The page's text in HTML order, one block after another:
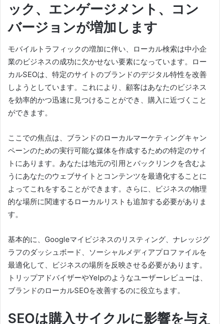
ック、エンゲージメント、コン
バージョンが増加します
モバイルトラフィックの増加に伴い、ローカル検索は中小企
業のビジネスの成功に欠かせない要素になっています。
ロー
カルSEOは、特定のサイトのブランドのデジタル特性を改善
しようとしています。
これにより、顧客はあなたのビジネス
を効率的かつ迅速に見つけることができ、購入に近づくこと
ができます。
ここでの焦点は、ブランドのローカルマーケティングキャン
ペーンのための実行可能な媒体を作成するための特定のサイ
トにあります。 あなたは地元の引用とバックリンクを含むよ
うにあなたのウェブサイトとコンテンツを最適化することに
よってこれをすることができます。
さらに、ビジネスの物理
的な場所に関連するローカルリストも追加する必要がありま
す。
基本的に、Googleマイビジネスのリスティング、ナレッジグ
ラフのダッシュボード、ソーシャルメディアプロファイルを
最適化して、ビジネスの場所を反映させる必要があります。
トリップアドバイザーやYelpのようなユーザーレビューは、
ブランドのローカルSEOを改善するのに役立ちます。
SEOは購入サイクルに影響を与え